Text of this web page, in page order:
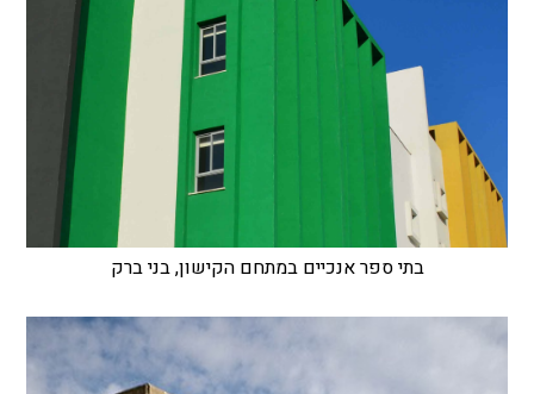
בתי ספר אנכיים במתחם הקישון, בני ברק